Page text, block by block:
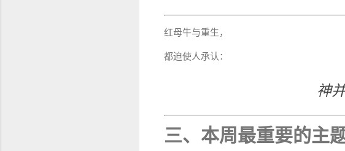
红母牛与重生，
都迫使人承认：
神
三、本周最重要的主